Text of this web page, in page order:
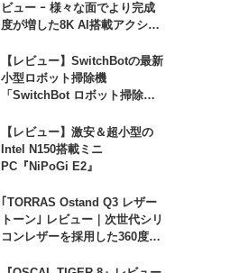
ビュー ｰ 様々な面でより完成
度が増した8K AI搭載アクショ
【レビュー】SwitchBotの最新
小型ロボット掃除機
「SwitchBot ロボット掃除機
【レビュー】激安＆超小型の
Intel N150搭載ミニ
PC『NiPoGi E2』
｢TORRAS Ostand Q3 レザー
トーン｣ レビュー｜次世代シリ
コンレザーを採用した360度回